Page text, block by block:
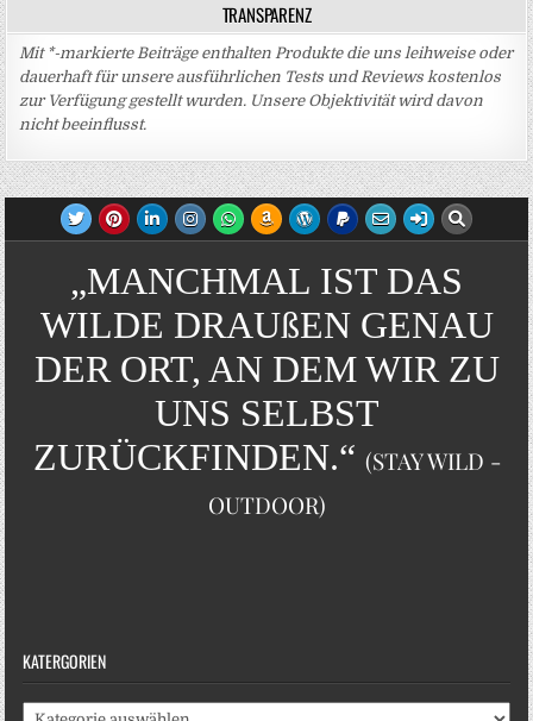
TRANSPARENZ
Mit *-markierte Beiträge enthalten Produkte die uns leihweise oder
dauerhaft für unsere ausführlichen Tests und Reviews kostenlos
zur Verfügung gestellt wurden. Unsere Objektivität wird davon
nicht beeinflusst.
„MANCHMAL IST DAS
WILDE DRAUßEN GENAU
DER ORT, AN DEM WIR ZU
UNS SELBST
ZURÜCKFINDEN.“ (STAY WILD -
OUTDOOR)
KATERGORIEN
Katergorien